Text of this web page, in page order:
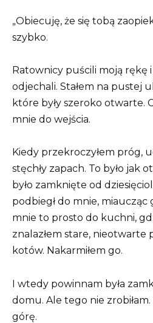
„Obiecuję, że się tobą
szybko.
Ratownicy puścili moją rękę
odjechali. Stałem na pustej
które były szeroko otwarte.
mnie do wejścia.
Kiedy przekroczyłem próg,
stęchły zapach. To było jak
było zamknięte od
podbiegł do mnie, miaucząc
mnie to prosto do kuchni,
znalazłem stare, nieotwarte
kotów. Nakarmiłem go.
I wtedy powinnam była
domu. Ale tego nie zrobiłam.
górę.